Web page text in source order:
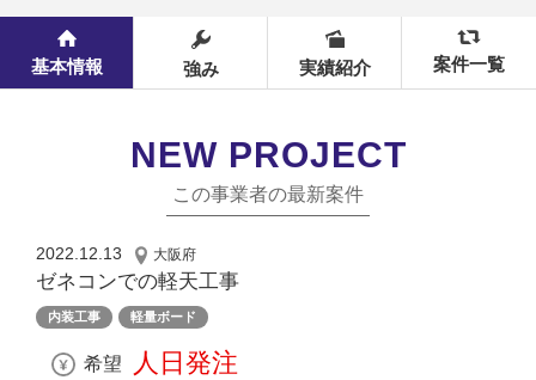
基本情報 強み 実績紹介 案件一覧
NEW PROJECT
この事業者の最新案件
2022.12.13 大阪府
ゼネコンでの軽天工事
内装工事 軽量ボード
希望 人日発注